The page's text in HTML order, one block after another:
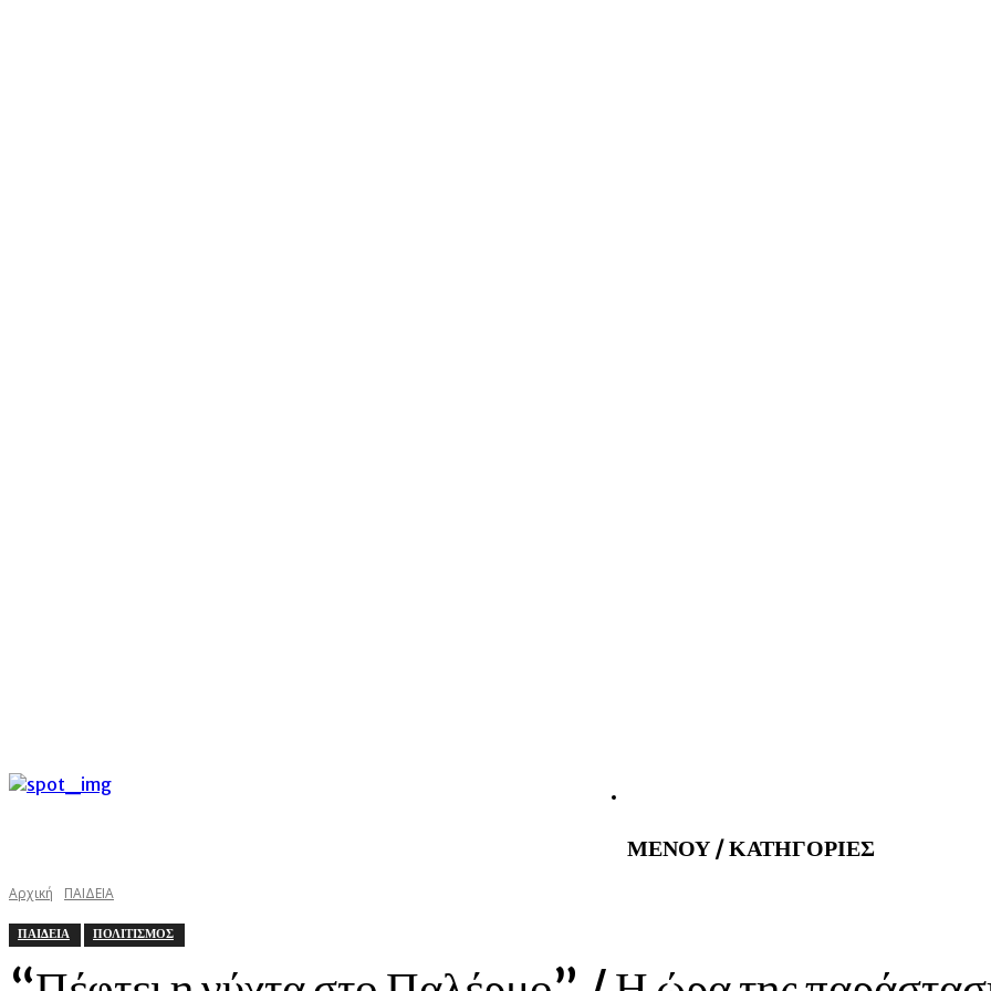
ΜΕΝΟΥ / ΚΑΤΗΓΟΡΙΕΣ
Αρχική ΠΑΙΔΕΙΑ
ΠΑΙΔΕΙΑ ΠΟΛΙΤΙΣΜΟΣ